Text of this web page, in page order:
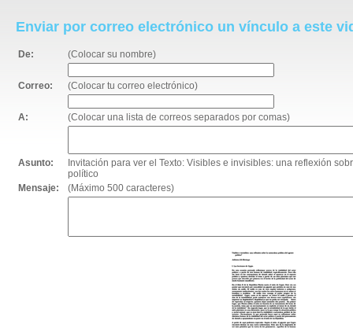
Enviar por correo electrónico un vínculo a este
De: (Colocar su nombre)
Correo: (Colocar tu correo electrónico)
A: (Colocar una lista de correos separados por comas)
Asunto:
Invitación para ver el Texto: Visibles e invisibles: una reflexión
político
Mensaje:
(Máximo 500 caracteres)